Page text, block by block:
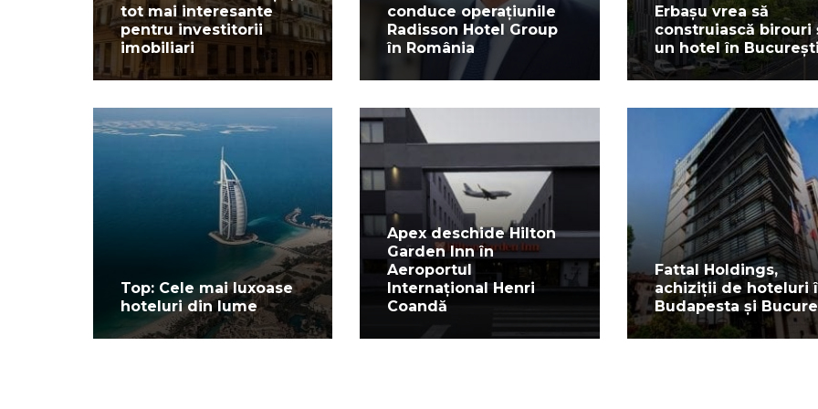
tot mai interesante
pentru investitorii
imobiliari
conduce operațiunile
Radisson Hotel Group
în România
Erbașu vrea să
construiască birouri
un hotel în
Top: Cele mai luxoase
hoteluri din lume
Apex deschide Hilton
Garden Inn în
Aeroportul
Internațional Henri
Coandă
Fattal Holdings,
achiziții de hoteluri
Budapesta și